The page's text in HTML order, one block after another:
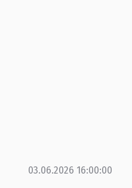
03.06.2026 16:00:00